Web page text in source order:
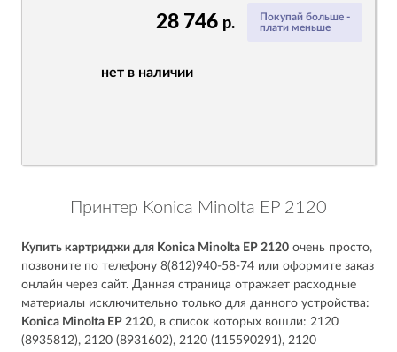
Покупай больше -
плати меньше
28 746 р.
нет в наличии
Принтер Konica Minolta EP 2120
Купить картриджи для Konica Minolta EP 2120 очень просто,
позвоните по телефону 8(812)940-58-74 или оформите заказ
онлайн через сайт. Данная страница отражает расходные
материалы исключительно только для данного устройства:
Konica Minolta EP 2120, в список которых вошли: 2120
(8935812), 2120 (8931602), 2120 (115590291), 2120